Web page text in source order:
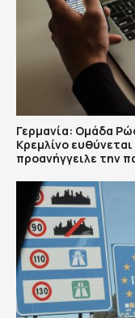
Γερμανία: Ομάδα
Κρεμλίνο
προανήγγειλε την